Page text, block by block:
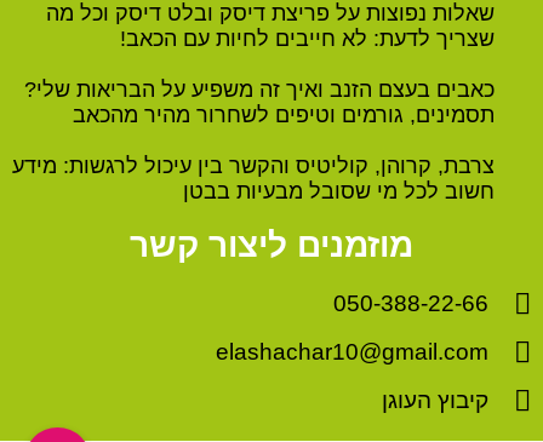
שאלות נפוצות על פריצת דיסק ובלט דיסק וכל מה
שצריך לדעת: לא חייבים לחיות עם הכאב!
כאבים בעצם הזנב ואיך זה משפיע על הבריאות שלי?
תסמינים, גורמים וטיפים לשחרור מהיר מהכאב
צרבת, קרוהן, קוליטיס והקשר בין עיכול לרגשות: מידע
חשוב לכל מי שסובל מבעיות בבטן
מוזמנים ליצור קשר
050-388-22-66
elashachar10@gmail.com
קיבוץ העוגן